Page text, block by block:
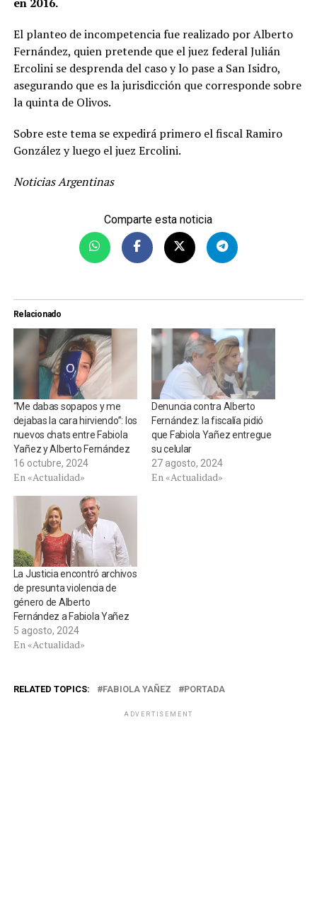
El planteo de incompetencia fue realizado por Alberto
Fernández, quien pretende que el juez federal Julián
Ercolini se desprenda del caso y lo pase a San Isidro,
asegurando que es la jurisdicción que corresponde sobre
la quinta de Olivos.
Sobre este tema se expedirá primero el fiscal Ramiro
González y luego el juez Ercolini.
Noticias Argentinas
Comparte esta noticia
Relacionado
“Me dabas sopapos y me
dejabas la cara hirviendo”: los
nuevos chats entre Fabiola
Yañez y Alberto Fernández
16 octubre, 2024
En «Actualidad»
Denuncia contra Alberto
Fernández: la fiscalía pidió
que Fabiola Yañez entregue
su celular
27 agosto, 2024
En «Actualidad»
La Justicia encontró archivos
de presunta violencia de
género de Alberto
Fernández a Fabiola Yañez
5 agosto, 2024
En «Actualidad»
RELATED TOPICS: FABIOLA YAÑEZ PORTADA
ADVERTISEMENT